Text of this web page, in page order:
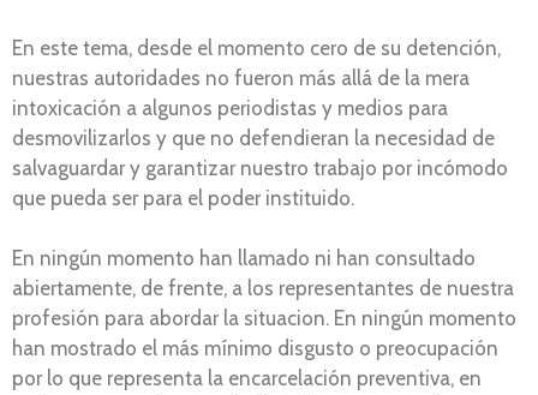
En este tema, desde el momento cero de su detención,
nuestras autoridades no fueron más allá de la mera
intoxicación a algunos periodistas y medios para
desmovilizarlos y que no defendieran la necesidad de
salvaguardar y garantizar nuestro trabajo por incómodo
que pueda ser para el poder instituido.
En ningún momento han llamado ni han consultado
abiertamente, de frente, a los representantes de nuestra
profesión para abordar la situacion. En ningún momento
han mostrado el más mínimo disgusto o preocupación
por lo que representa la encarcelación preventiva, en